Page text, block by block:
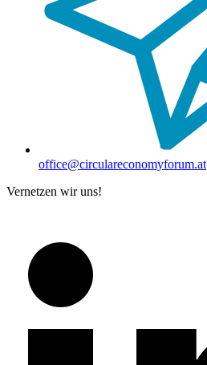
office@circulareconomyforum.at
Vernetzen wir uns!